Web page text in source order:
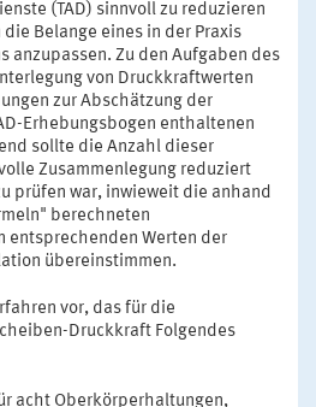
(TAD) sinnvoll zu reduzieren
die Belange eines in der Praxis
anzupassen. Zu den Aufgaben des
von Druckkraftwerten
zur Abschätzung der
Erhebungsbogen enthaltenen
sollte die Anzahl dieser
Zusammenlegung reduziert
prüfen war, inwieweit die anhand
berechneten
entsprechenden Werten der
übereinstimmen.
vor, das für die
Druckkraft Folgendes
acht Oberkörperhaltungen,